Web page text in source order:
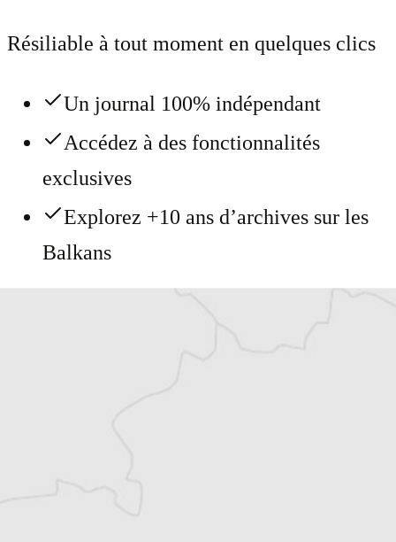
Résiliable à tout moment en quelques clics
Un journal 100% indépendant
Accédez à des fonctionnalités
exclusives
Explorez +10 ans d’archives sur les
Balkans